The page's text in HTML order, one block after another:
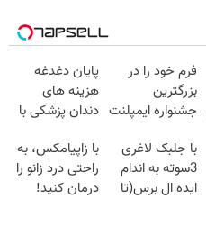
فرم خود را در
بزرگترین
جشنواره ایمپلنت
فقط ۲۵ میلیون
پایان دغدغه
هزینه های
دندان پزشکی با
خانگی
با جلبک لاغری
3سوته به اندام
ایده ال برس(تا
با زاپیامکس، به
راحتی درد زانو را
درمان کنید!